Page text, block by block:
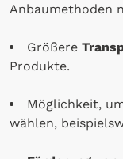
Anbaumethoden
Größere
Produkte.
Möglichkeit,
wählen,